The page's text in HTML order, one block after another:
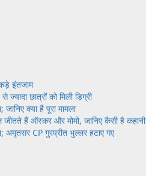
कड़े इंतजाम
छात्रों को मिली डिग्री
क्या है पूरा मामला
हैं ऑस्कर और मोमो, जानिए कैसी है कहानी
CP गुरप्रीत भुल्लर हटाए गए